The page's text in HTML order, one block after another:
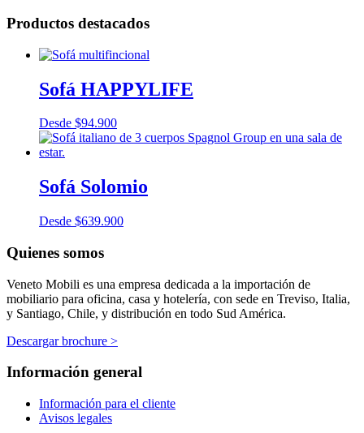
Productos destacados
Sofá HAPPYLIFE
Desde $94.900
Sofá Solomio
Desde $639.900
Quienes somos
Veneto Mobili es una empresa dedicada a la importación de
mobiliario para oficina, casa y hotelería, con sede en Treviso, Italia,
y Santiago, Chile, y distribución en todo Sud América.
Descargar brochure >
Información general
Información para el cliente
Avisos legales